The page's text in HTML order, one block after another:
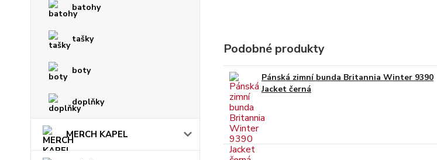
batohy
tašky
boty
doplňky
MERCH KAPEL
Podobné produkty
Pánská zimní bunda Britannia Winter 9390
Jacket černá